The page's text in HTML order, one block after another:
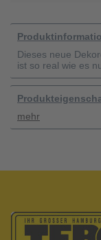
Dieses neue
ist so real wie es
mehr